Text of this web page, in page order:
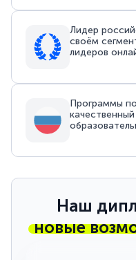
Лидер
своём
лидеров
Программы
Наш
новые